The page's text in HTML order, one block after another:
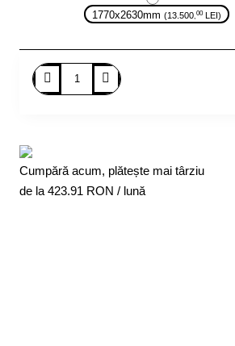
1770x2630mm (13.500 00LEI)
Cumpără acum, plătește mai târziu
de la 423.91 RON / lună